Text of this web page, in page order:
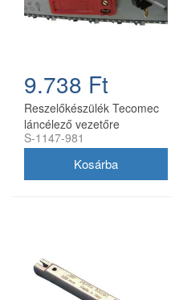
9.738 Ft
Reszelőkészülék Tecomec
láncélező vezetőre
szerelhető
S-1147-981